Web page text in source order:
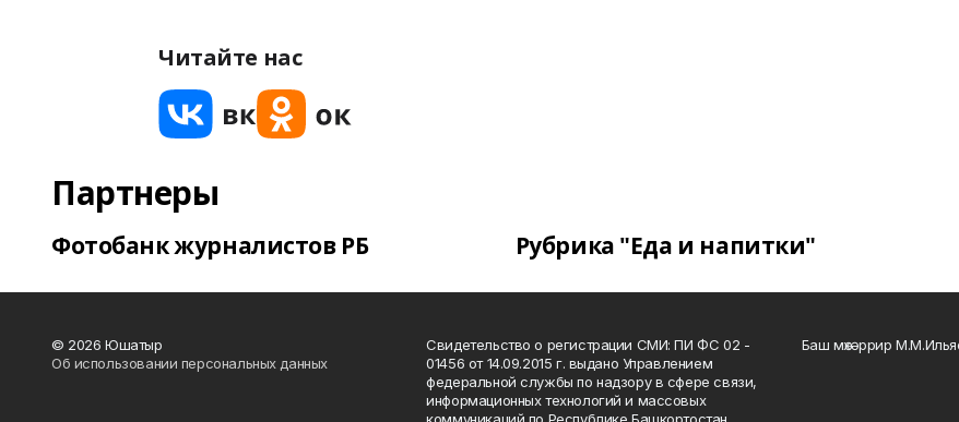
Читайте нас
Партнеры
Фотобанк журналистов РБ Рубрика "Еда и напитки"
© 2026 Юшатыр
Об использовании персональных данных
Свидетельство о регистрации СМИ: ПИ ФС 02 -
01456 от 14.09.2015 г. выдано Управлением
федеральной службы по надзору в сфере связи,
информационных технологий и массовых
Баш мөхәррир